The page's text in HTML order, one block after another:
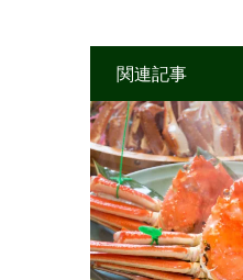
関連記事